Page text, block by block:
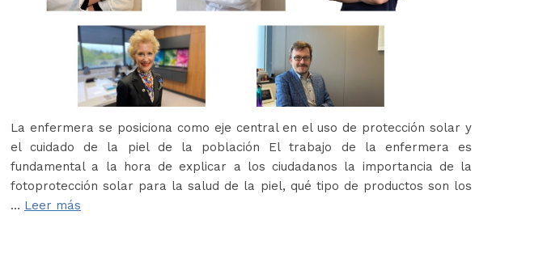
La enfermera se posiciona como eje central en el uso de protección solar y
el cuidado de la piel de la población El trabajo de la enfermera es
fundamental a la hora de explicar a los ciudadanos la importancia de la
fotoprotección solar para la salud de la piel, qué tipo de productos son los
… Leer más